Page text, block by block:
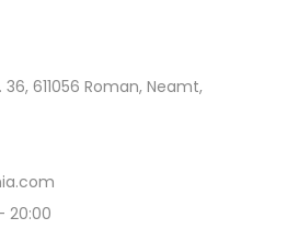
611056 Roman, Neamt,
20:00